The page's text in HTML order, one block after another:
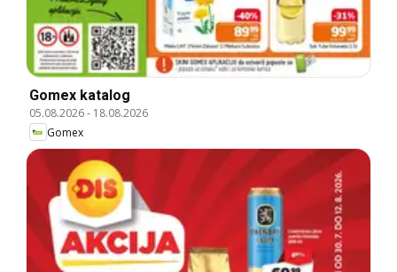
Gomex katalog
05.08.2026- 18.08.2026
Gomex